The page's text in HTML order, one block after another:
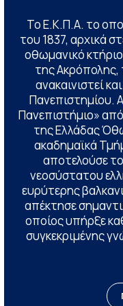
Το Ε.Κ.Π.Α. το
του 1837, αρχικά
οθωμανικό
της Ακρόπολης,
ανακαινιστεί
Πανεπιστημίου.
Πανεπιστήμιο»
της Ελλάδας
ακαδημαϊκά
αποτελούσε
νεοσύστατου
ευρύτερης
απέκτησε
οποίος υπήρξε
συγκεκριμένης